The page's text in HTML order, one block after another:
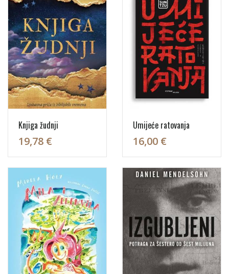
Knjiga žudnji
19,78 €
Umijeće ratovanja
16,00 €